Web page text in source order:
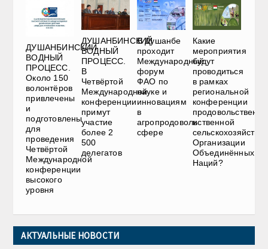
ДУШАНБИНСКИЙ
ВОДНЫЙ
ПРОЦЕСС.
Около 150
волонтёров
привлечены
и
подготовлены
для
проведения
Четвёртой
Международной
конференции
высокого
уровня
ДУШАНБИНСКИЙ
ВОДНЫЙ
ПРОЦЕСС.
В
Четвёртой
Международной
конференции
примут
участие
более 2
500
делегатов
В Душанбе
проходит
Международный
форум
ФАО по
науке и
инновациям
в
агропродовольственной
сфере
Какие
мероприятия
будут
проводиться
в рамках
региональной
конференции
и
Организации
Объединённых
Наций?
АКТУАЛЬНЫЕ НОВОСТИ